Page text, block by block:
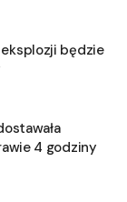
będzie
4 godziny